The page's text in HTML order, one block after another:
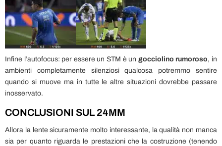
Infine l’autofocus: per essere un STM è un gocciolino rumoroso, in
ambienti completamente silenziosi qualcosa potremmo sentire
quando si muove ma in tutte le altre situazioni dovrebbe passare
inosservato.
CONCLUSIONI SUL 24MM
Allora la lente sicuramente molto interessante, la qualità non manca
sia per quanto riguarda le prestazioni che la costruzione (tenendo